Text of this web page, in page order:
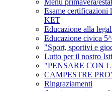
Menu primavera/
Esame certificazioni
KET
Educazione alla
Educazione civica
"Sport, sportivi e
Lutto per il nostro
"PENSARE CON
CAMPESTRE
Ringraziamenti